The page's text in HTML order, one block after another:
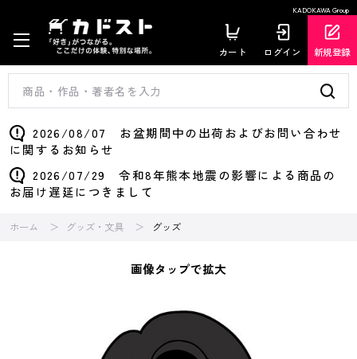
KADOKAWA Group
カート ログイン 新規登録
2026/08/07 お盆期間中の出荷およびお問い合わせ
に関するお知らせ
2026/07/29 令和8年熊本地震の影響による商品の
お届け遅延につきまして
ホーム グッズ・文具 グッズ
画像タップで拡大